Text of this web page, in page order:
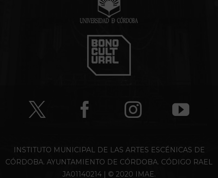
INSTITUTO MUNICIPAL DE LAS ARTES ESCÉNICAS DE
CÓRDOBA. AYUNTAMIENTO DE CÓRDOBA. CÓDIGO RAEL
JA01140214 | © 2020 IMAE.